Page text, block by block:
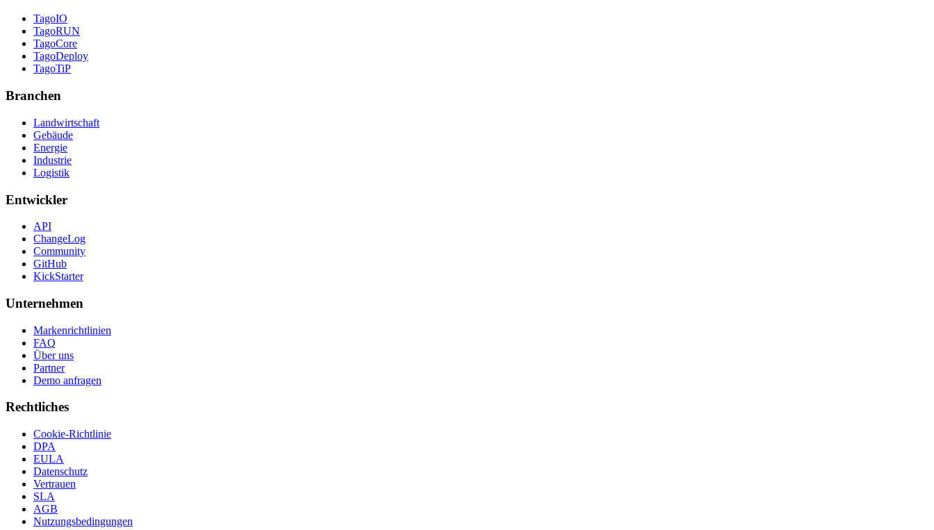
TagoIO
TagoRUN
TagoCore
TagoDeploy
TagoTiP
Branchen
Landwirtschaft
Gebäude
Energie
Industrie
Logistik
Entwickler
API
ChangeLog
Community
GitHub
KickStarter
Unternehmen
Markenrichtlinien
FAQ
Über uns
Partner
Demo anfragen
Rechtliches
Cookie-Richtlinie
DPA
EULA
Datenschutz
Vertrauen
SLA
AGB
Nutzungsbedingungen